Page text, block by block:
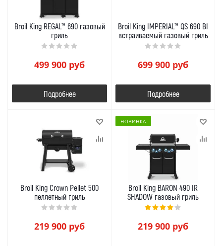
Broil King REGAL™ 690 газовый
гриль
499 900 руб
Подробнее
Broil King IMPERIAL™ QS 690 BI
встраиваемый газовый гриль
699 900 руб
Подробнее
Broil King Crown Pellet 500
пеллетный гриль
219 900 руб
НОВИНКА
Broil King BARON 490 IR
SHADOW газовый гриль
219 900 руб